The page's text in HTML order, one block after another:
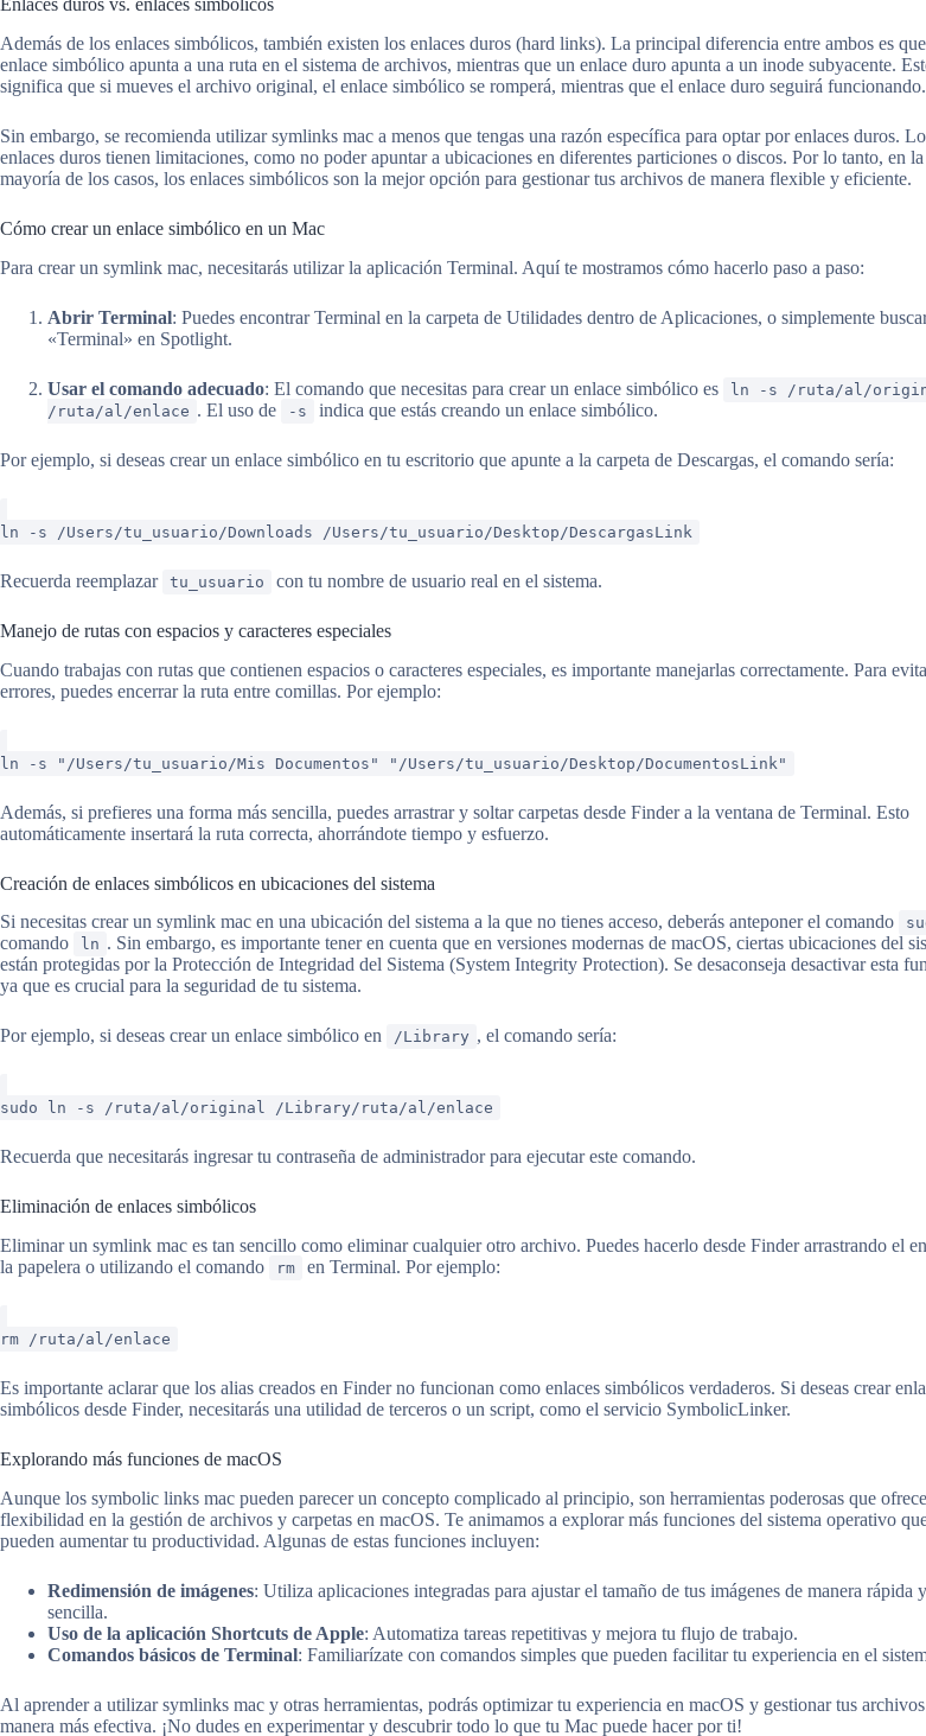
Enlaces duros vs. enlaces simbólicos
Además de los enlaces simbólicos, también existen los enlaces duros (hard links). La principal diferencia entre ambos es
enlace simbólico apunta a una ruta en el sistema de archivos, mientras que un enlace duro apunta a un inode subyacente.
significa que si mueves el archivo original, el enlace simbólico se romperá, mientras que el enlace duro seguirá funcionando.
Sin embargo, se recomienda utilizar symlinks mac a menos que tengas una razón específica para optar por enlaces duros.
enlaces duros tienen limitaciones, como no poder apuntar a ubicaciones en diferentes particiones o discos. Por lo tanto, en la
mayoría de los casos, los enlaces simbólicos son la mejor opción para gestionar tus archivos de manera flexible y eficiente.
Cómo crear un enlace simbólico en un Mac
Para crear un symlink mac, necesitarás utilizar la aplicación Terminal. Aquí te mostramos cómo hacerlo paso a paso:
Abrir Terminal: Puedes encontrar Terminal en la carpeta de Utilidades dentro de Aplicaciones, o simplemente
«Terminal» en Spotlight.
Usar el comando adecuado: El comando que necesitas para crear un enlace simbólico es
ln -s /ruta/al/
/ruta/al/enlace . El uso de -s indica que estás creando un enlace simbólico.
Por ejemplo, si deseas crear un enlace simbólico en tu escritorio que apunte a la carpeta de Descargas, el comando sería:
ln -s /Users/tu_usuario/Downloads /Users/tu_usuario/Desktop/DescargasLink
Recuerda reemplazar tu_usuario con tu nombre de usuario real en el sistema.
Manejo de rutas con espacios y caracteres especiales
Cuando trabajas con rutas que contienen espacios o caracteres especiales, es importante manejarlas correctamente. Para
errores, puedes encerrar la ruta entre comillas. Por ejemplo:
ln -s "/Users/tu_usuario/Mis Documentos" "/Users/tu_usuario/Desktop/DocumentosLink"
Además, si prefieres una forma más sencilla, puedes arrastrar y soltar carpetas desde Finder a la ventana de Terminal. Esto
automáticamente insertará la ruta correcta, ahorrándote tiempo y esfuerzo.
Creación de enlaces simbólicos en ubicaciones del sistema
Si necesitas crear un symlink mac en una ubicación del sistema a la que no tienes acceso, deberás anteponer el comando
comando
ln . Sin embargo, es importante tener en cuenta que en versiones modernas de macOS, ciertas ubicaciones del
están protegidas por la Protección de Integridad del Sistema (System Integrity Protection). Se desaconseja desactivar esta
ya que es crucial para la seguridad de tu sistema.
Por ejemplo, si deseas crear un enlace simbólico en /Library , el comando sería:
sudo ln -s /ruta/al/original /Library/ruta/al/enlace
Recuerda que necesitarás ingresar tu contraseña de administrador para ejecutar este comando.
Eliminación de enlaces simbólicos
Eliminar un symlink mac es tan sencillo como eliminar cualquier otro archivo. Puedes hacerlo desde Finder arrastrando el
la papelera o utilizando el comando
rm en Terminal. Por ejemplo:
rm /ruta/al/enlace
Es importante aclarar que los alias creados en Finder no funcionan como enlaces simbólicos verdaderos. Si deseas crear
simbólicos desde Finder, necesitarás una utilidad de terceros o un script, como el servicio SymbolicLinker.
Explorando más funciones de macOS
Aunque los symbolic links mac pueden parecer un concepto complicado al principio, son herramientas poderosas que
flexibilidad en la gestión de archivos y carpetas en macOS. Te animamos a explorar más funciones del sistema operativo
pueden aumentar tu productividad. Algunas de estas funciones incluyen:
Redimensión de imágenes: Utiliza aplicaciones integradas para ajustar el tamaño de tus imágenes de manera rápida y
sencilla.
Uso de la aplicación Shortcuts de Apple: Automatiza tareas repetitivas y mejora tu flujo de trabajo.
Comandos básicos de Terminal: Familiarízate con comandos simples que pueden facilitar tu experiencia en el
Al aprender a utilizar symlinks mac y otras herramientas, podrás optimizar tu experiencia en macOS y gestionar tus
manera más efectiva. ¡No dudes en experimentar y descubrir todo lo que tu Mac puede hacer por ti!